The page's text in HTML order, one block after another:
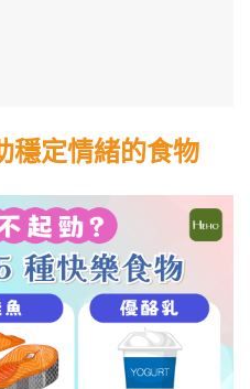
穩定情緒的食物